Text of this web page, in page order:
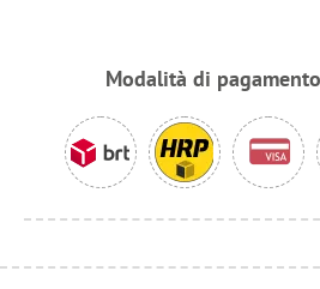
Modalità di